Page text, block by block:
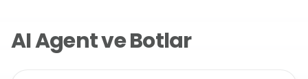
AI Agent ve Botlar